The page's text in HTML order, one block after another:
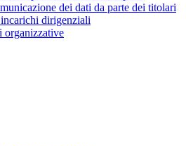
dei dati da parte dei titolari
dirigenziali
organizzative